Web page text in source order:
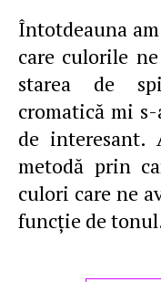
Întotdeauna am fost fascinată de modul în
care culorile
starea de
cromatică mi
de interesant.
metodă prin
culori care ne
funcție de